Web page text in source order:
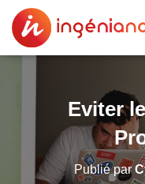
Eviter
Publié par